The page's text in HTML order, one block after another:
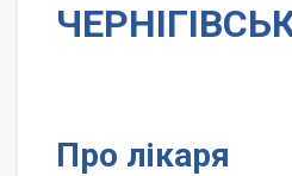
Про лікаря